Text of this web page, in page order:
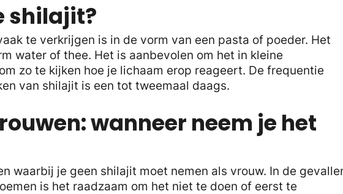
shilajit?
te verkrijgen is in de vorm van een pasta of poeder. Het
water of thee. Het is aanbevolen om het in kleine
zo te kijken hoe je lichaam erop reageert. De frequentie
van shilajit is een tot tweemaal daags.
wanneer neem je het
waarbij je geen shilajit moet nemen als vrouw. In de
is het raadzaam om het niet te doen of eerst te